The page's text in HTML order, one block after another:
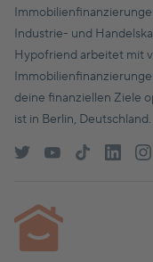
Industrie- und
Hypofriend arbeitet mit
deine finanziellen Ziele
ist in Berlin, Deutschland.